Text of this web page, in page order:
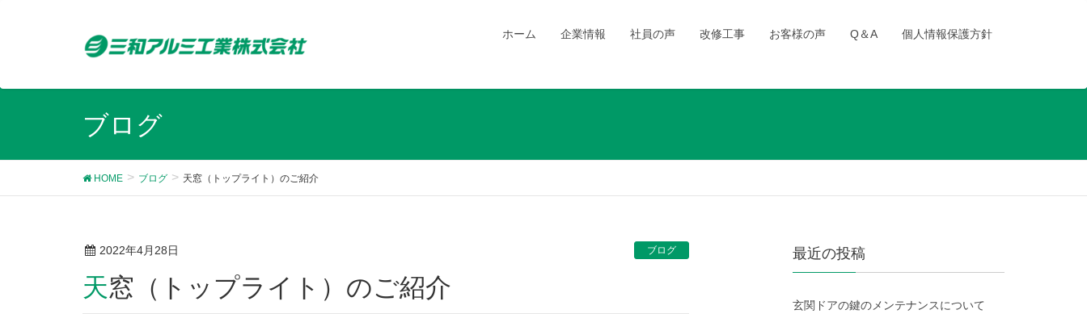
ホーム 企業情報 社員の声 改修工事 お客様の声 Q＆A 個人情報保護方針
ブログ
HOME ブログ 天窓（トップライト）のご紹介
2022年4月28日 ブログ
天窓（トップライト）のご紹介
最近の投稿
玄関ドアの鍵のメンテナンスについて